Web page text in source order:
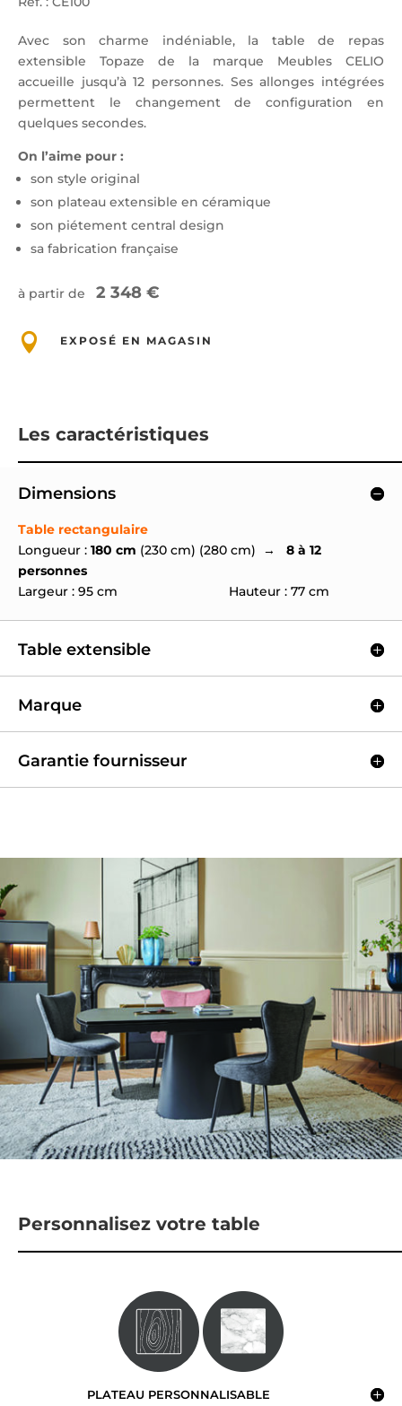
Avec son charme indéniable, la table de repas
extensible Topaze de la marque Meubles CELIO
accueille jusqu’à 12 personnes. Ses allonges intégrées
permettent le changement de configuration en
quelques secondes.
On l’aime pour :
son style original
son plateau extensible en céramique
son piétement central design
sa fabrication française
à partir de 2 348 €
 EXPOSÉ EN MAGASIN
Les caractéristiques
Dimensions
Table rectangulaire
Longueur : 180 cm (230 cm) (280 cm) → 8 à 12
personnes
Largeur : 95 cm Hauteur : 77 cm
Table extensible
Marque
Garantie fournisseur
Personnalisez votre table
PLATEAU PERSONNALISABLE